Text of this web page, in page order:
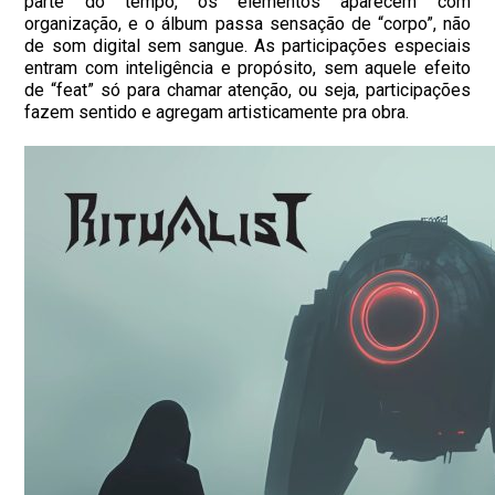
organização, e o álbum passa sensação de “corpo”, não
de som digital sem sangue. As participações especiais
entram com inteligência e propósito, sem aquele efeito
de “feat” só para chamar atenção, ou seja, participações
fazem sentido e agregam artisticamente pra obra.